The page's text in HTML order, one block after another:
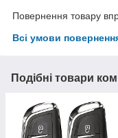
Повернення товару
Всі умови
Подібні товари